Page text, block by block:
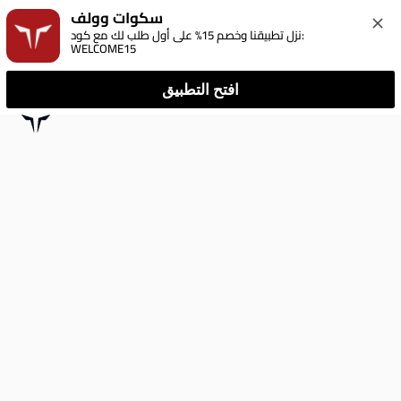
سكوات وولف
نزل تطبيقنا وخصم 15% على أول طلب لك مع كود:
WELCOME15
افتح التطبيق